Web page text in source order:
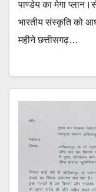
पाण्डेय का मेगा
भारतीय संस्कृति को
महीने छत्तीसगढ़…